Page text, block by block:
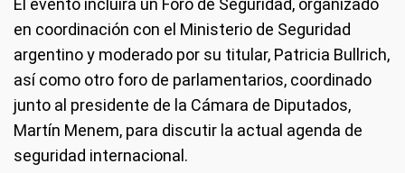
El evento incluirá un Foro de Seguridad, organizado
en coordinación con el Ministerio de Seguridad
argentino y moderado por su titular, Patricia Bullrich,
así como otro foro de parlamentarios, coordinado
junto al presidente de la Cámara de Diputados,
Martín Menem, para discutir la actual agenda de
seguridad internacional.